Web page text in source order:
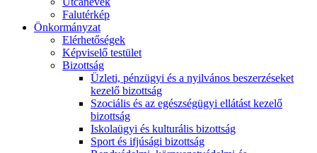
Falutérkép
Önkormányzat
Elérhetőségek
Képviselő testület
Bizottság
Üzleti, pénzügyi és a nyilvános beszerzéseket
kezelő bizottság
Szociális és az egészségügyi ellátást kezelő
bizottság
Iskolaügyi és kulturális bizottság
Sport és ifjúsági bizottság